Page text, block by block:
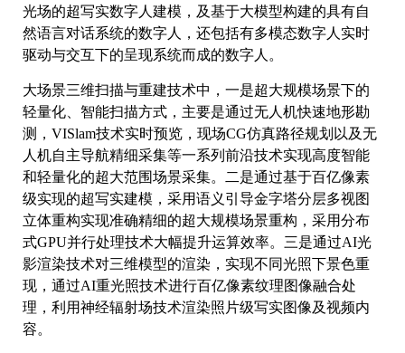
光场的超写实数字人建模，及基于大模型构建的具有自
然语言对话系统的数字人，还包括有多模态数字人实时
驱动与交互下的呈现系统而成的数字人。
大场景三维扫描与重建技术中，一是超大规模场景下的
轻量化、智能扫描方式，主要是通过无人机快速地形勘
测，VISlam技术实时预览，现场CG仿真路径规划以及无
人机自主导航精细采集等一系列前沿技术实现高度智能
和轻量化的超大范围场景采集。二是通过基于百亿像素
级实现的超写实建模，采用语义引导金字塔分层多视图
立体重构实现准确精细的超大规模场景重构，采用分布
式GPU并行处理技术大幅提升运算效率。三是通过AI光
影渲染技术对三维模型的渲染，实现不同光照下景色重
现，通过AI重光照技术进行百亿像素纹理图像融合处
理，利用神经辐射场技术渲染照片级写实图像及视频内
容。